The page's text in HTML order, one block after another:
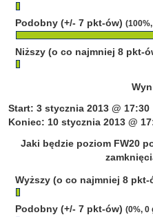
Podobny (+/- 7 pkt-ów) (100%,
Niższy (o co najmniej 8 pkt-
Start: 3 stycznia 2013 @ 17:30
Koniec: 10 stycznia 2013 @
Jaki będzie poziom FW20
Wyższy (o co najmniej 8
Podobny (+/- 7 pkt-ów) (0%, 0